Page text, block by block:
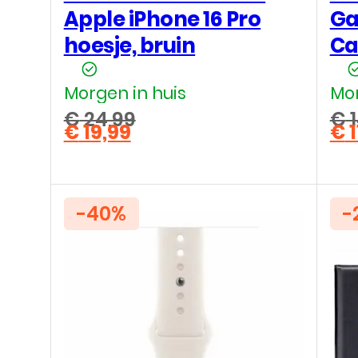
Apple iPhone 16 Pro
hoesje, bruin
Morgen in huis
€24,99
Oorspronkelijke
€ 24,99.
€19,99
Huidige
is:
€ 19,99.
€
€
€
is:
€
-40% -